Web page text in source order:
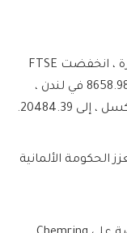
مع التركيز على الانتخابات الألمانية على القارة ، انخفضت FTSE
بنسبة 0.01 في المائة ، أو 0.39 نقطة ، إلى 8658.98 في لندن ،
الحكومة الألمانية